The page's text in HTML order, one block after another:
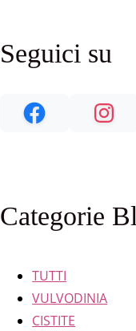
Seguici su
Categorie
TUTTI
VULVODINIA
CISTITE